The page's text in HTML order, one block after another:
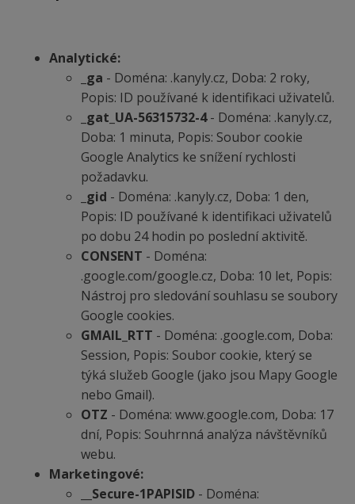
Analytické:
_ga - Doména: .kanyly.cz, Doba: 2 roky,
Popis: ID používané k identifikaci uživatelů.
_gat_UA-56315732-4- Doména: .kanyly.cz,
Doba: 1 minuta, Popis: Soubor cookie
Google Analytics ke snížení rychlosti
požadavku.
_gid - Doména: .kanyly.cz, Doba: 1 den,
Popis: ID používané k identifikaci uživatelů
po dobu 24 hodin po poslední aktivitě.
CONSENT - Doména:
.google.com/google.cz, Doba: 10 let, Popis:
Nástroj pro sledování souhlasu se soubory
Google cookies.
GMAIL_RTT - Doména: .google.com, Doba:
Session, Popis: Soubor cookie, který se
týká služeb Google (jako jsou Mapy Google
nebo Gmail).
OTZ - Doména: www.google.com, Doba: 17
dní, Popis: Souhrnná analýza návštěvníků
webu.
Marketingové:
__Secure-1PAPISID - Doména: